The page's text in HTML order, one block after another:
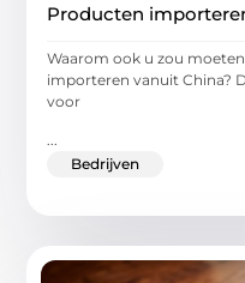
Producten
Waarom ook u zou
importeren vanuit China?
voor
...
Bedrijven